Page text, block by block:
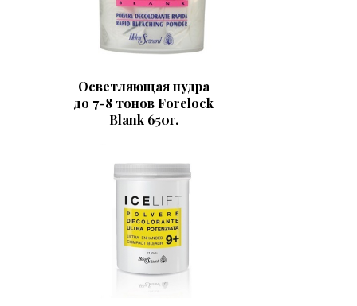
Осветляющая пудра
до 7-8 тонов Forelock
Blank 650г.